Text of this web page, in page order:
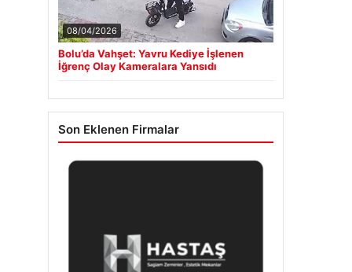
08/04/2026
Bolu’da Vahşet: Yavru Kediye İşlenen
İğrenç Olay Kameralara Yansıdı
Son Eklenen Firmalar